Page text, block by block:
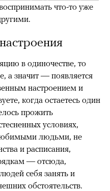
что-то уже
в одиночестве, то
а значит — появляется
настроением и
когда остаетесь один
прожить
условиях,
людьми, не
и расписания,
— отсюда,
себя занять и
обстоятельств.